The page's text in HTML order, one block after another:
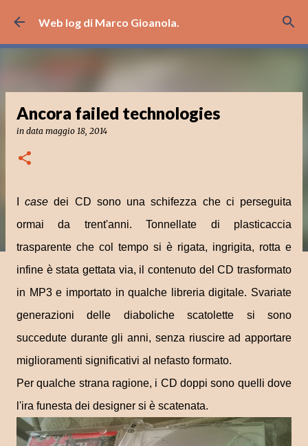
Passa ai contenuti principali
Web log di Marco Gioanola.
Ancora failed technologies
in data maggio 18, 2014
Icase dei CD sono una schifezza che ci perseguita
ormai da trent'anni. Tonnellate di plasticaccia
trasparente che col tempo si è rigata, ingrigita, rotta e
infine è stata gettata via, il contenuto del CD trasformato
in MP3 e importato in qualche libreria digitale. Svariate
generazioni delle diaboliche scatolette si sono
succedute durante gli anni, senza riuscire ad apportare
miglioramenti significativi al nefasto formato.
Per qualche strana ragione, i CD doppi sono quelli dove
l'ira funesta dei designer si è scatenata.